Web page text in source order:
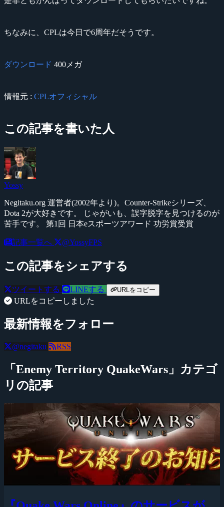
ちなみに、CPLは今日で6周年だそうです。
ダウンロード 400メガ
情報元 : CPLオフィシャル
この記事を書いた人
Yossy
Negitaku.org 運営者(2002年より)。Counter-Strikeシリーズ、
Dota 2が大好きです。 じゃがいも、誤字脱字を見つけるのが
苦手です。 第1回 日本eスポーツアワード 功労賞受賞
記事一覧へ @YossyFPS
この記事をシェアする
ツイートする LINEする URLをコピー
URLをコピーしました
最新情報をフォロー
@negitaku RSS
「Enemy Territory QuakeWars」カテゴ
リの記事